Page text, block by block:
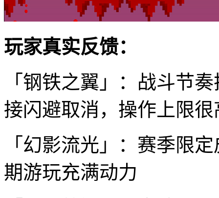
玩家真实反馈：